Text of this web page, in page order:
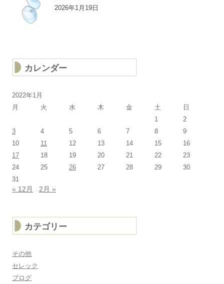
2026年1月19日
カレンダー
2022年1月
月
火 水 木 金 土
日
1
2
3
4 5 6 7 8
9
10
11 12 13 14 15
16
17
18 19 20 21 22
23
24
25 26 27 28 29
30
31
« 12月 2月 »
カテゴリー
その他
セレック
ブログ